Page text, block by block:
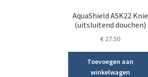
AquaShield ASK22 Knie
(uitsluitend douchen)
€ 27.50
Toevoegen aan
winkelwagen